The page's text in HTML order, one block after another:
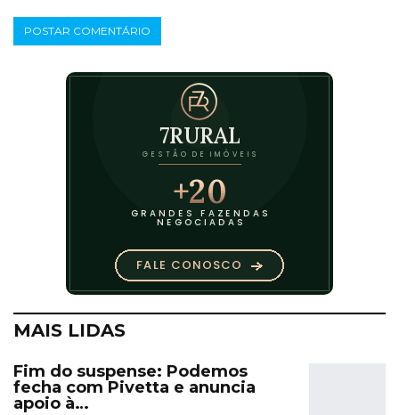
MAIS LIDAS
Fim do suspense: Podemos
fecha com Pivetta e anuncia
apoio à…